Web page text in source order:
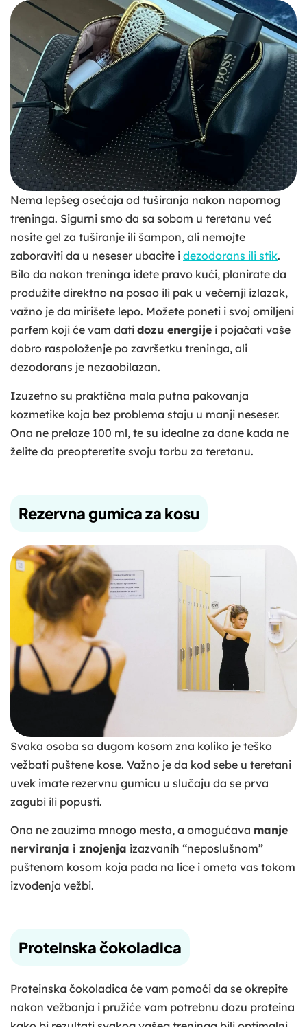
Nema lepšeg osećaja od tuširanja nakon napornog
treninga. Sigurni smo da sa sobom u teretanu već
nosite gel za tuširanje ili šampon, ali nemojte
zaboraviti da u neseser ubacite i dezodorans ili stik.
Bilo da nakon treninga idete pravo kući, planirate da
produžite direktno na posao ili pak u večernji izlazak,
važno je da mirišete lepo. Možete poneti i svoj omiljeni
parfem koji će vam dati dozu energije i pojačati vaše
dobro raspoloženje po završetku treninga, ali
dezodorans je nezaobilazan.
Izuzetno su praktična mala putna pakovanja
kozmetike koja bez problema staju u manji neseser.
Ona ne prelaze 100 ml, te su idealne za dane kada ne
želite da preopteretite svoju torbu za teretanu.
Rezervna gumica za kosu
Svaka osoba sa dugom kosom zna koliko je teško
vežbati puštene kose. Važno je da kod sebe u teretani
uvek imate rezervnu gumicu u slučaju da se prva
zagubi ili popusti.
Ona ne zauzima mnogo mesta, a omogućava manje
nerviranja i znojenja izazvanih “neposlušnom”
puštenom kosom koja pada na lice i ometa vas tokom
izvođenja vežbi.
Proteinska čokoladica
Proteinska čokoladica će vam pomoći da se okrepite
nakon vežbanja i pružiće vam potrebnu dozu proteina